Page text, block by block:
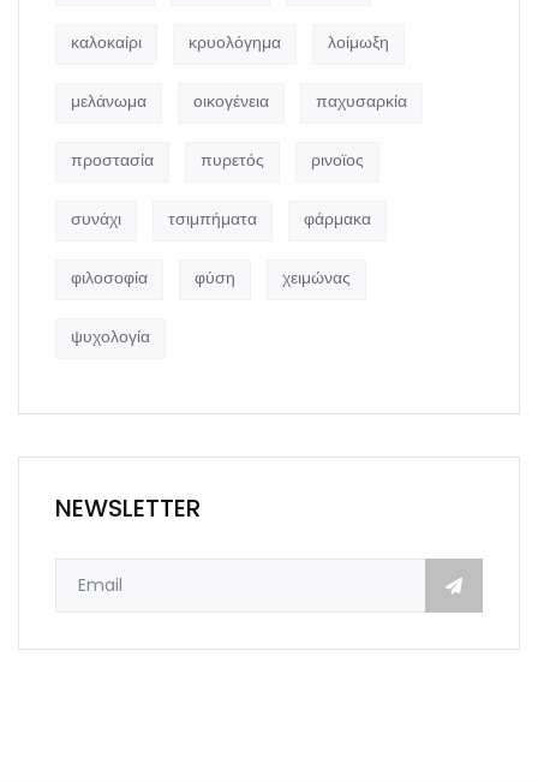
καλοκαίρι κρυολόγημα λοίμωξη
μελάνωμα οικογένεια παχυσαρκία
προστασία πυρετός ρινοϊος
συνάχι τσιμπήματα φάρμακα
φιλοσοφία φύση χειμώνας
ψυχολογία
NEWSLETTER